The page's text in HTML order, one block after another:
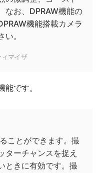
なお、DPRAW機能の
機能搭載カメラ
。
マイザ
です。
ことができます。撮
ターチャンスを捉え
ときに有効です。撮